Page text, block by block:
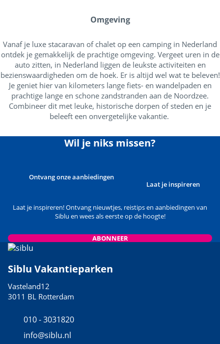
Omgeving
Vanaf je luxe stacaravan of chalet op een camping in Nederland
ontdek je gemakkelijk de prachtige omgeving. Vergeet uren in de
auto zitten, in Nederland liggen de leukste activiteiten en
bezienswaardigheden om de hoek. Er is altijd wel wat te beleven!
Je geniet hier van kilometers lange fiets- en wandelpaden en
prachtige lange en schone zandstranden aan de Noordzee.
Combineer dit met leuke, historische dorpen of steden en je
beleeft een onvergetelijke vakantie.
Wil je niks missen?
Ontvang onze aanbiedingen
Laat je inspireren
Laat je inspireren! Ontvang nieuwtjes, reistips en aanbiedingen van
Siblu en wees als eerste op de hoogte!
ABONNEER
Siblu Vakantieparken
Vasteland12
3011 BL Rotterdam
010 - 3031820
info@siblu.nl